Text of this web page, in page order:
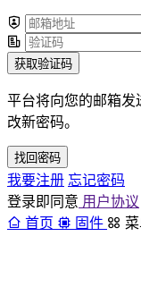
获取验证码
平台将向您的邮箱发
改新密码。
找回密码
我要注册 忘记密码
登录即同意 用户协议
首页
固件